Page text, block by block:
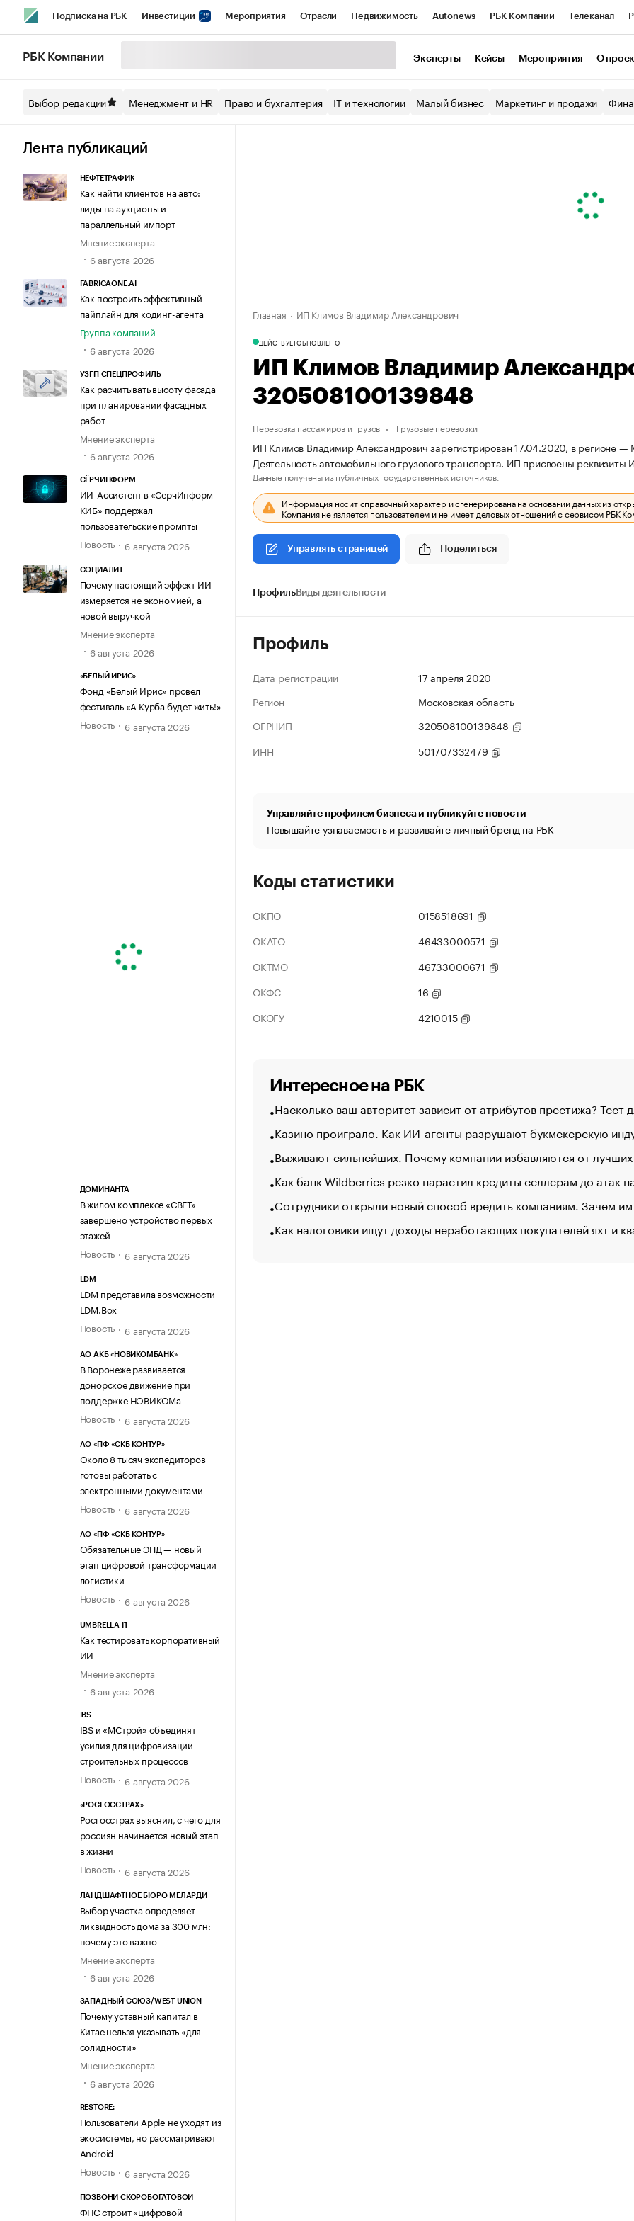
Подписка на РБК Инвестиции Мероприятия Отрасли Недвижимость Autonews РБК Компании Телеканал
Спецпроекты СПб Конференции СПб Спецпроекты Экономика Бизнес
Технологии и медиа
РБК Компании Эксперты Кейсы Мероприятия О
Выбор редакции Менеджмент и HR Право и бухгалтерия IT и технологии Малый бизнес Маркетинг и продажи
Лента публикаций
НЕФТЕТРАФИК
Как найти клиентов на авто:
лиды на аукционы и
параллельный импорт
Мнение эксперта
6 августа 2026
FABRICAONE.AI
Как построить эффективный
пайплайн для кодинг-агента
Группа компаний
6 августа 2026
УЗГП СПЕЦПРОФИЛЬ
Как расчитывать высоту фасада
при планировании фасадных
работ
Мнение эксперта
6 августа 2026
СЁРЧИНФОРМ
ИИ-Ассистент в «СерчИнформ
КИБ» поддержал
пользовательские промпты
Новость
6 августа 2026
СОЦИАЛИТ
Почему настоящий эффект ИИ
измеряется не экономией, а
новой выручкой
Мнение эксперта
6 августа 2026
«БЕЛЫЙ ИРИС»
Фонд «Белый Ирис» провел
фестиваль «А Курба будет жить!»
Новость
6 августа 2026
ДОМИНАНТА
В жилом комплексе «СВЕТ»
завершено устройство первых
этажей
Новость
6 августа 2026
LDM
LDM представила возможности
LDM.Box
Новость
6 августа 2026
АО АКБ «НОВИКОМБАНК»
В Воронеже развивается
донорское движение при
поддержке НОВИКОМа
Новость
6 августа 2026
АО «ПФ «СКБ КОНТУР»
Около 8 тысяч экспедиторов
готовы работать с
электронными документами
Новость
6 августа 2026
АО «ПФ «СКБ КОНТУР»
Обязательные ЭПД — новый
этап цифровой трансформации
логистики
Новость
6 августа 2026
UMBRELLA IT
Как тестировать корпоративный
ИИ
Мнение эксперта
6 августа 2026
IBS
IBS и «МСтрой» объединят
усилия для цифровизации
строительных процессов
Новость
6 августа 2026
«РОСГОССТРАХ»
Росгосстрах выяснил, с чего для
россиян начинается новый этап
в жизни
Новость
6 августа 2026
ЛАНДШАФТНОЕ БЮРО МЕЛАРДИ
Выбор участка определяет
ликвидность дома за 300 млн:
почему это важно
Мнение эксперта
6 августа 2026
ЗАПАДНЫЙ СОЮЗ/WEST UNION
Почему уставный капитал в
Китае нельзя указывать «для
солидности»
Мнение эксперта
6 августа 2026
RESTORE:
Пользователи Apple не уходят из
экосистемы, но рассматривают
Android
Новость
6 августа 2026
ПОЗВОНИ СКОРОБОГАТОВОЙ
ФНС строит «цифровой
Главная ИП Климов Владимир Александрович
ДЕЙСТВУЕТОБНОВЛЕНО
ИП Климов Владимир
320508100139848
Перевозка пассажиров и грузов Грузовые перевозки
ИП Климов Владимир Александрович зарегистрирован 17.04.2020, в регионе —
Деятельность автомобильного грузового транспорта. ИП присвоены
Данные получены из публичных государственных источников.
Информация носит справочный характер и сгенерирована на основании данных из
Компания не является пользователем и не имеет деловых отношений с сервисом РБК
Управлять страницей Поделиться
ПрофильВиды деятельности
Профиль
Дата регистрации
17 апреля 2020
Регион
Московская область
ОГРНИП
320508100139848
ИНН
501707332479
Управляйте профилем бизнеса и публикуйте новости
Повышайте узнаваемость и развивайте личный бренд на РБК
Коды статистики
ОКПО
0158518691
ОКАТО
46433000571
ОКТМО
46733000671
ОКФС
16
ОКОГУ
4210015
Интересное на РБК
Насколько ваш авторитет зависит от атрибутов престижа? Тест
Казино проиграло. Как ИИ-агенты разрушают букмекерскую
Выживают сильнейших. Почему компании избавляются от лучших
Как банк Wildberries резко нарастил кредиты селлерам до атак
Сотрудники открыли новый способ вредить компаниям. Зачем
Как налоговики ищут доходы неработающих покупателей яхт и